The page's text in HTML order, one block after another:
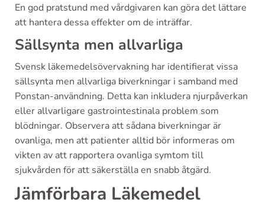
En god pratstund med vårdgivaren kan göra det lättare
att hantera dessa effekter om de inträffar.
Sällsynta men allvarliga
Svensk läkemedelsövervakning har identifierat vissa
sällsynta men allvarliga biverkningar i samband med
Ponstan-användning. Detta kan inkludera njurpåverkan
eller allvarligare gastrointestinala problem som
blödningar. Observera att sådana biverkningar är
ovanliga, men att patienter alltid bör informeras om
vikten av att rapportera ovanliga symtom till
sjukvården för att säkerställa en snabb åtgärd.
Jämförbara Läkemedel